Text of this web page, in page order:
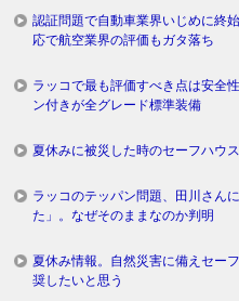
認証問題で自動車業界いじめに終
応で航空業界の評価もガタ落ち
ラッコで最も評価すべき点は安全
ン付きが全グレード標準装備
夏休みに被災した時のセーフハウ
ラッコのテッパン問題、田川さん
た」。なぜそのままなのか判明
夏休み情報。自然災害に備えセー
奨したいと思う